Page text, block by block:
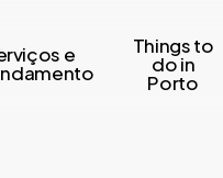
e Things to
do in
Porto